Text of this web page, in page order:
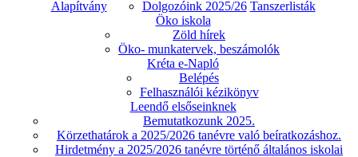
Alapítvány
Dolgozóink 2025/26 Tanszerlisták
Öko iskola
Zöld hírek
Öko- munkatervek, beszámolók
Kréta e-Napló
Belépés
Felhasználói kézikönyv
Leendő elsőseinknek
Bemutatkozunk 2025.
Körzethatárok a 2025/2026 tanévre való beíratkozáshoz.
Hirdetmény a 2025/2026 tanévre történő általános iskolai